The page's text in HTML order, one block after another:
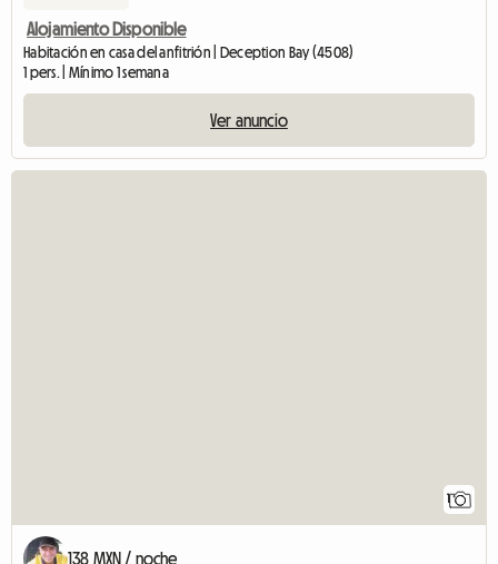
Alojamiento Disponible
Habitación en casa del anfitrión | Deception Bay (4508)
1 pers. | Mínimo 1 semana
Ver anuncio
1
138 MXN / noche